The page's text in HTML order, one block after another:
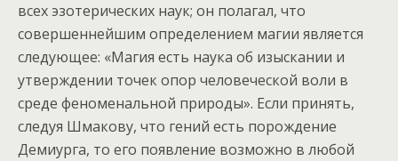
всех эзотерических наук; он полагал, что
совершеннейшим определением магии является
следующее: «Магия есть наука об изыскании и
утверждении точек опор человеческой воли в
среде феноменальной природы». Если принять,
следуя Шмакову, что гений есть порождение
Демиурга, то его появление возможно в любой